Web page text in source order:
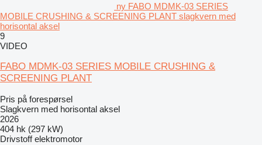
ny FABO MDMK-03 SERIES
MOBILE CRUSHING & SCREENING PLANT slagkvern med
horisontal aksel
9
VIDEO
FABO MDMK-03 SERIES MOBILE CRUSHING &
SCREENING PLANT
Pris på forespørsel
Slagkvern med horisontal aksel
2026
404 hk (297 kW)
Drivstoff elektromotor